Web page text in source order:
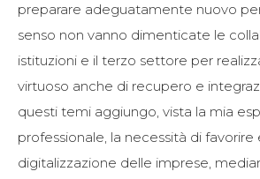
preparare adeguatamente nuovo
senso non vanno dimenticate le
istituzioni e il terzo settore per
virtuoso anche di recupero e
questi temi aggiungo, vista la mia
professionale, la necessità di favorire
digitalizzazione delle imprese,